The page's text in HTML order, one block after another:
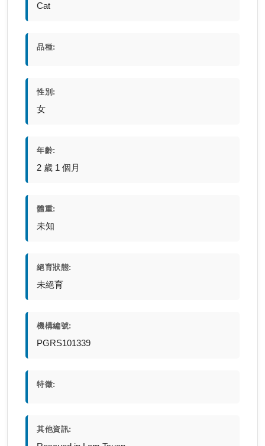
Cat
品種:
性別:
女
年齡:
2 歲 1 個月
體重:
未知
絕育狀態:
未絕育
機構編號:
PGRS101339
特徵:
其他資訊: